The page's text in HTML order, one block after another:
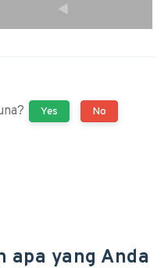
Yes No
apa yang Anda